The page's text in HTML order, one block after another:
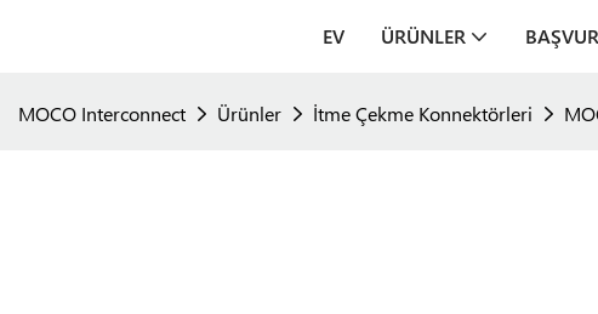
EV ÜRÜNLER
MOCO Interconnect Ürünler İtme Çekme Konnektörleri